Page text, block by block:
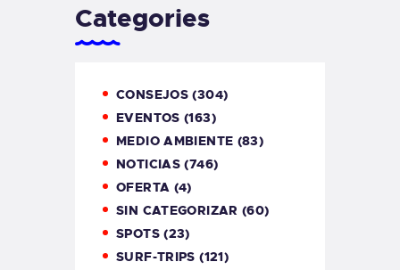
Categories
CONSEJOS (304)
EVENTOS (163)
MEDIO AMBIENTE (83)
NOTICIAS (746)
OFERTA (4)
SIN CATEGORIZAR (60)
SPOTS(23)
SURF-TRIPS (121)